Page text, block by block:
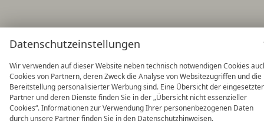
Datenschutzeinstellungen
Wir verwenden auf dieser Website neben technisch notwendigen Cookies
Cookies von Partnern, deren Zweck die Analyse von Websitezugriffen und die
Bereitstellung personalisierter Werbung sind. Eine Übersicht der
Partner und deren Dienste finden Sie in der „Übersicht nicht essenzieller
Cookies“. Informationen zur Verwendung Ihrer personenbezogenen Daten
durch unsere Partner finden Sie in den Datenschutzhinweisen.